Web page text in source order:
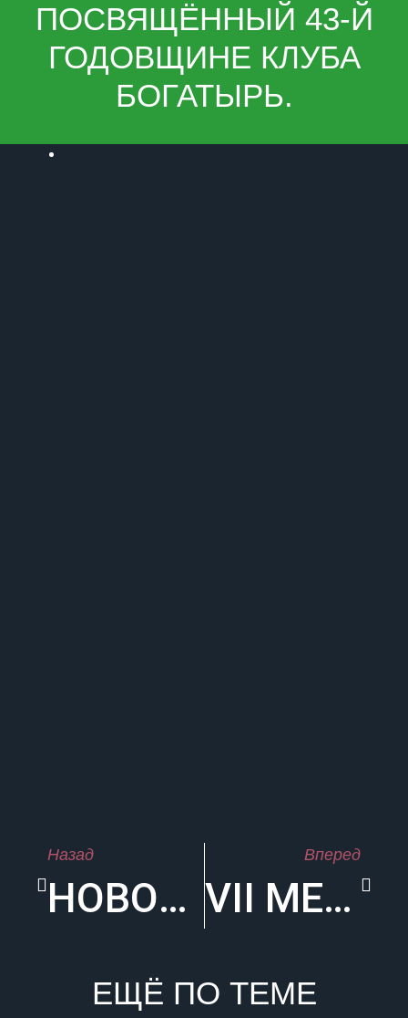
ПОСВЯЩЁННЫЙ 43-Й
ГОДОВЩИНЕ КЛУБА
БОГАТЫРЬ.
Назад
НОВОГОДНИЙ УТРЕННИК!!!
Вперед
VII МЕЖДУНАРОДНЫЙ ОТКРЫТЫЙ ЧЕМПИОНАТ ПО КАРАТЭ — ДО «VETERAN CUP» 2020
ЕЩЁ ПО ТЕМЕ